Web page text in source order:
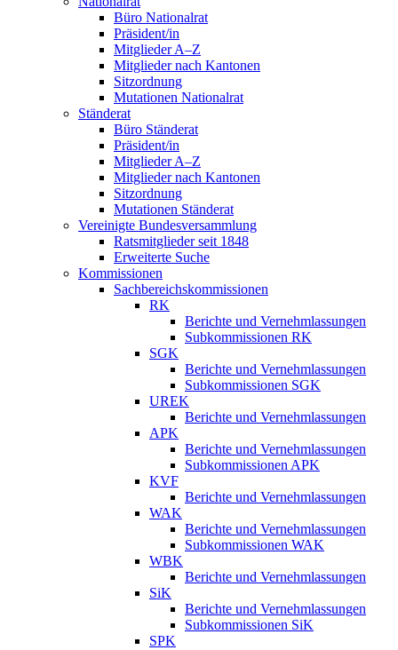
Büro Nationalrat
Präsident/in
Mitglieder A–Z
Mitglieder nach Kantonen
Sitzordnung
Mutationen Nationalrat
Ständerat
Büro Ständerat
Präsident/in
Mitglieder A–Z
Mitglieder nach Kantonen
Sitzordnung
Mutationen Ständerat
Vereinigte Bundesversammlung
Ratsmitglieder seit 1848
Erweiterte Suche
Kommissionen
Sachbereichskommissionen
RK
Berichte und Vernehmlassungen
Subkommissionen RK
SGK
Berichte und Vernehmlassungen
Subkommissionen SGK
UREK
Berichte und Vernehmlassungen
APK
Berichte und Vernehmlassungen
Subkommissionen APK
KVF
Berichte und Vernehmlassungen
WAK
Berichte und Vernehmlassungen
Subkommissionen WAK
WBK
Berichte und Vernehmlassungen
SiK
Berichte und Vernehmlassungen
Subkommissionen SiK
SPK